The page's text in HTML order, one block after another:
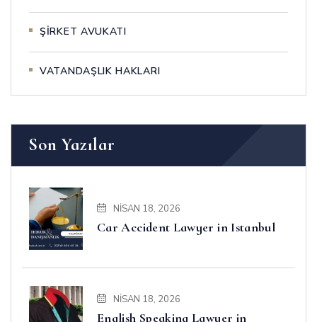
ŞİRKET AVUKATI
VATANDAŞLIK HAKLARI
Son Yazılar
NISAN 18, 2026
Car Accident Lawyer in Istanbul
NISAN 18, 2026
English Speaking Lawyer in